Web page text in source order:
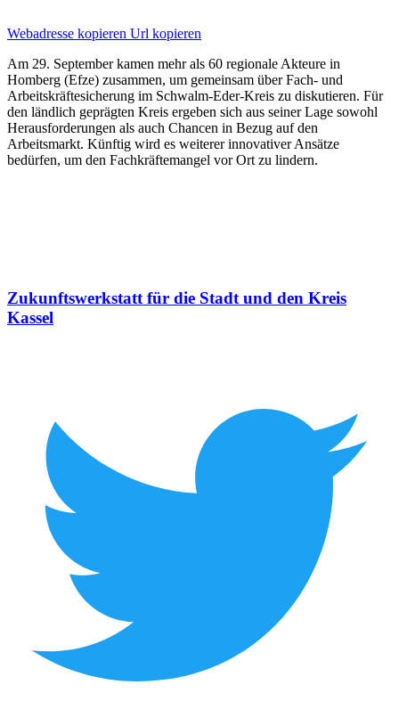
Webadresse kopieren Url kopieren
Am 29. September kamen mehr als 60 regionale Akteure in
Homberg (Efze) zusammen, um gemeinsam über Fach- und
Arbeitskräftesicherung im Schwalm-Eder-Kreis zu diskutieren. Für
den ländlich geprägten Kreis ergeben sich aus seiner Lage sowohl
Herausforderungen als auch Chancen in Bezug auf den
Arbeitsmarkt. Künftig wird es weiterer innovativer Ansätze
bedürfen, um den Fachkräftemangel vor Ort zu lindern.
Zukunftswerkstatt für die Stadt und den Kreis
Kassel